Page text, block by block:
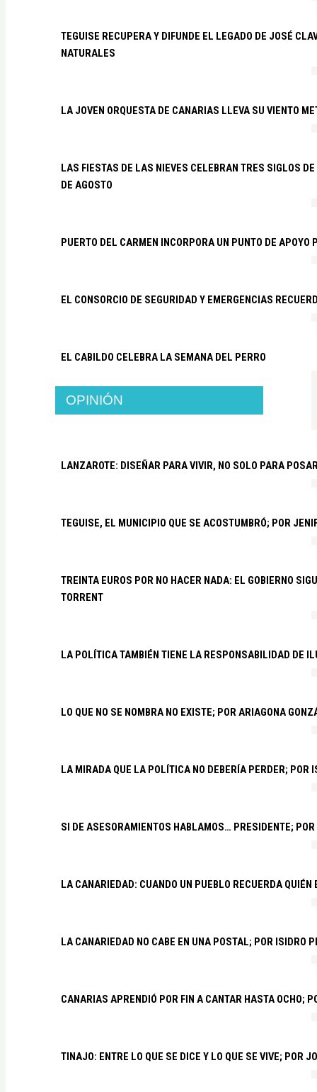
TEGUISE RECUPERA Y DIFUNDE EL LEGADO DE JOSÉ
NATURALES
LA JOVEN ORQUESTA DE CANARIAS LLEVA SU VIENTO
LAS FIESTAS DE LAS NIEVES CELEBRAN TRES SIGLOS
DE AGOSTO
PUERTO DEL CARMEN INCORPORA UN PUNTO DE
EL CONSORCIO DE SEGURIDAD Y EMERGENCIAS
EL CABILDO CELEBRA LA SEMANA DEL PERRO
OPINIÓN
LANZAROTE: DISEÑAR PARA VIVIR, NO SOLO PARA
TEGUISE, EL MUNICIPIO QUE SE ACOSTUMBRÓ; POR
TREINTA EUROS POR NO HACER NADA: EL GOBIERNO
TORRENT
LA POLÍTICA TAMBIÉN TIENE LA RESPONSABILIDAD DE
LO QUE NO SE NOMBRA NO EXISTE; POR ARIAGONA
LA MIRADA QUE LA POLÍTICA NO DEBERÍA PERDER; POR
SI DE ASESORAMIENTOS HABLAMOS… PRESIDENTE;
LA CANARIEDAD: CUANDO UN PUEBLO RECUERDA QUIÉN
LA CANARIEDAD NO CABE EN UNA POSTAL; POR ISIDRO
CANARIAS APRENDIÓ POR FIN A CANTAR HASTA OCHO;
TINAJO: ENTRE LO QUE SE DICE Y LO QUE SE VIVE; POR